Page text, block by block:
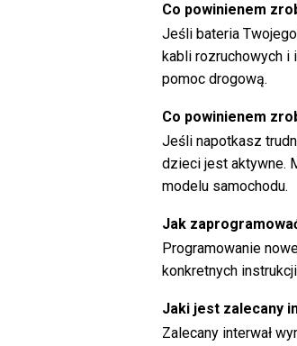
Co powinienem
Jeśli bateria
kabli rozruchowych i
pomoc drogową.
Co powinienem
Jeśli napotkasz
dzieci jest aktywne.
modelu samochodu.
Jak
Programowanie
konkretnych
Jaki jest zalecany
Zalecany interwał